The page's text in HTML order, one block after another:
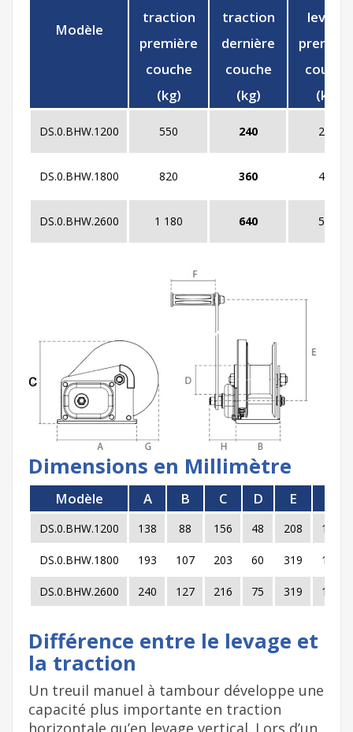
Modèle
traction
première
couche
(kg)
traction
dernière
couche
(kg)
levage
couche
(kg)
DS.0.BHW.1200 550 240 280
DS.0.BHW.1800 820 360 410
DS.0.BHW.2600 1 180 640 590
Dimensions en Millimètre
Modèle A B C D E
DS.0.BHW.1200 138 88 156 48 208 110
DS.0.BHW.1800 193 107 203 60 319 110
DS.0.BHW.2600 240 127 216 75 319 110
Différence entre le levage et
la traction
Un treuil manuel à tambour développe une
capacité plus importante en traction
horizontale qu’en levage vertical. Lors d’un